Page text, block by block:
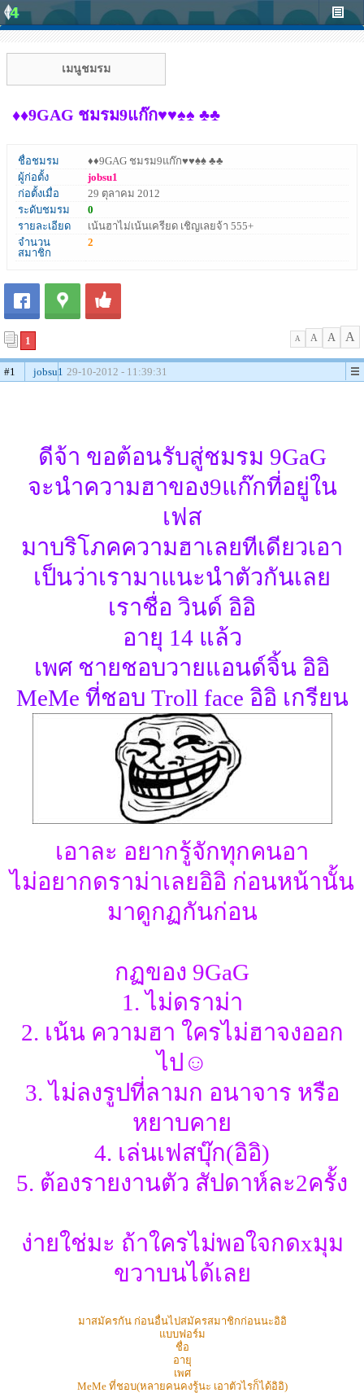
เมนูชมรม
♦♦9GAG ชมรม9แก๊ก♥♥♠♠ ♣♣
ชื่อชมรม
♦♦9GAG ชมรม9แก๊ก♥♥♠♠ ♣♣
ผู้ก่อตั้ง
jobsu1
ก่อตั้งเมื่อ
29 ตุลาคม 2012
ระดับชมรม
0
รายละเอียด
เน้นฮาไม่เน้นเครียด เชิญเลยจ้า 555+
จำนวน
สมาชิก
2
1 A A A A
#1 jobsu1 29-10-2012 - 11:39:31
ดีจ้า ขอต้อนรับสู่ชมรม 9GaG
จะนำความฮาของ9แก๊กที่อยู่ใน
เฟส
มาบริโภคความฮาเลยทีเดียวเอา
เป็นว่าเรามาแนะนำตัวกันเลย
เราชื่อ วินด์ อิอิ
อายุ 14 แล้ว
เพศ ชายชอบวายแอนด์จิ้น อิอิ
MeMe ที่ชอบ Troll face อิอิ เกรียน
เอาละ อยากรู้จักทุกคนอา
ไม่อยากดราม่าเลยอิอิ ก่อนหน้านั้น
มาดูกฏกันก่อน
กฏของ 9GaG
1. ไม่ดราม่า
2. เน้น ความฮา ใครไม่ฮาจงออก
ไป☺
3. ไม่ลงรูปที่ลามก อนาจาร หรือ
หยาบคาย
4. เล่นเฟสบุ๊ก(อิอิ)
5. ต้องรายงานตัว สัปดาห์ละ2ครั้ง
ง่ายใช่มะ ถ้าใครไม่พอใจกดxมุม
ขวาบนได้เลย
มาสมัครกัน ก่อนอื่นไปสมัครสมาชิกก่อนนะอิอิ
แบบฟอร์ม
ชื่อ
อายุ
เพศ
MeMe ที่ชอบ(หลายคนคงรู้นะ เอาตัวไรก็ได้อิอิ)